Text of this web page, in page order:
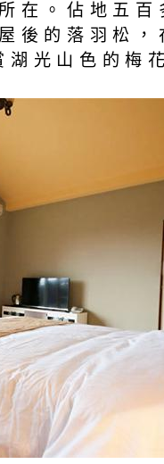
。佔地五
的落羽松
光山色的梅